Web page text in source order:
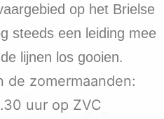
op het Brielse
steeds een leiding mee
lijnen los gooien.
de zomermaanden:
uur op ZVC